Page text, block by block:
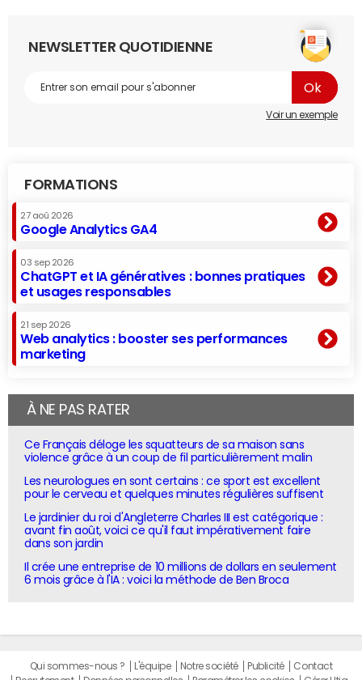
NEWSLETTER QUOTIDIENNE
Voir un exemple
FORMATIONS
27 aoû 2026
Google Analytics GA4
03 sep 2026
ChatGPT et IA génératives : bonnes pratiques
et usages responsables
21 sep 2026
Web analytics : booster ses performances
marketing
À NE PAS RATER
Ce Français déloge les squatteurs de sa maison sans
violence grâce à un coup de fil particulièrement malin
Les neurologues en sont certains : ce sport est excellent
pour le cerveau et quelques minutes régulières suffisent
Le jardinier du roi d'Angleterre Charles III est catégorique :
avant fin août, voici ce qu'il faut impérativement faire
dans son jardin
Il crée une entreprise de 10 millions de dollars en seulement
6 mois grâce à l'IA : voici la méthode de Ben Broca
Qui sommes-nous ? L'équipe Notre société Publicité
Contact